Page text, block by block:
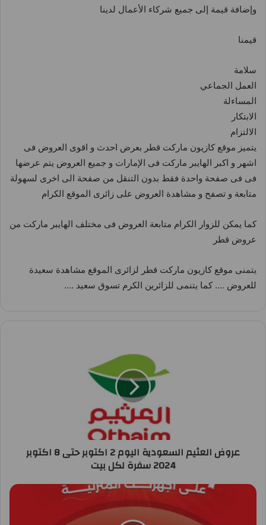
وإضافة قيمة إلى جميع شركاء الأعمال لدينا
قيمنا
سلامة
العمل الجماعي
المساءلة
الابتكار
الالتزام
يتميز موقع كازيون ماركت قطر بعرض احدث و اقوى العروض فى
اشهر و اكبر الهايبر ماركت فى الإمارات و جميع العروض يتم عرضها
فى فى صفحة واحدة فقط بدون التنقل من صفحة الى اخرى لسهولة
متابعة و تصفح و مشاهدة العروض على زائرى الموقع الكرام
كما يمكن للزوار الكرام متابعة العروض فى مختلف الهايبر ماركت من
عروض قطر
يتمنى موقع كازيون ماركت قطر لزائرى الموقع مشاهدة سعيدة
للعروض …. كما يتنمى للزائرين الكرم تسوق سعيد ….
عروض العثيم السعودية اليوم 2 اكتوبر حتى 8 اكتوبر
2024 سفرة لكل بيت